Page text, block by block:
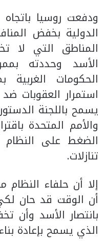
ودفعت روسيا
الدولية بخفض
المناطق التي لا
الأسد وحددته
الحكومات
استمرار العقوبات
يسمح باللجنة
والأمم المتحدة
الضغط على
تنازلات.
إلا أن حلفاء النظام
أن الوقت قد حان
بانتصار الأسد وأن
الذي يسمح بإعادة